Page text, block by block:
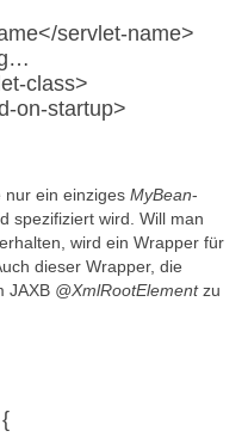
servlet-name>
class>
on-startup>
nur ein einziges MyBean-
spezifiziert wird. Will man
erhalten, wird ein Wrapper für
dieser Wrapper, die
JAXB @XmlRootElementzu